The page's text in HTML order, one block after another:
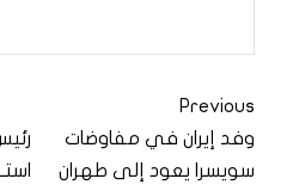
Previous
وفد إيران في مفاوضات
سويسرا يعود إلى طهران